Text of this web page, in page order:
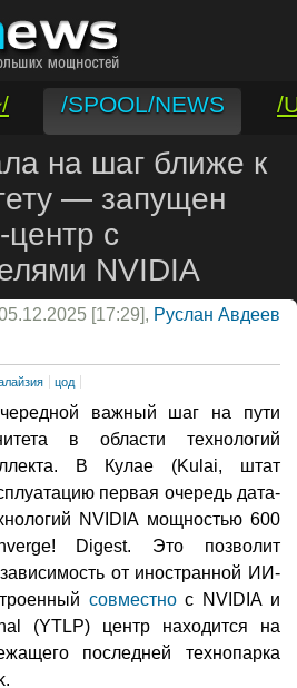
/SPOOL/NEWS
/
на шаг ближе к
— запущен
с
NVIDIA
[17:29], Руслан Авдеев
цод
важный шаг на пути
в области технологий
В Кулае (Kulai, штат
первая очередь дата-
NVIDIA мощностью 600
Digest. Это позволит
от иностранной ИИ-
совместнос NVIDIA и
(YTLP) центр находится на
последней технопарка